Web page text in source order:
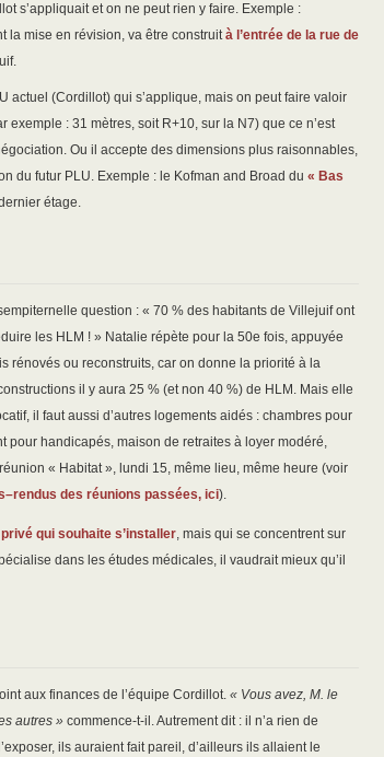
s’appliquait et on ne peut rien y faire. Exemple :
la mise en révision, va être construità l’entrée de la rue de
actuel (Cordillot) qui s’applique, mais on peut faire valoir
: 31 mètres, soit R+10, sur la N7) que ce n’est
Ou il accepte des dimensions plus raisonnables,
du futur PLU. Exemple : le Kofman and Broad du « Bas
étage.
question : « 70 % des habitants de Villejuif ont
les HLM ! » Natalie répète pour la 50e fois, appuyée
rénovés ou reconstruits, car on donne la priorité à la
il y aura 25 % (et non 40 %) de HLM. Mais elle
il faut aussi d’autres logements aidés : chambres pour
pour handicapés, maison de retraites à loyer modéré,
« Habitat », lundi 15, même lieu, même heure (voir
des réunions passées, ici).
qui souhaite s’installer, mais qui se concentrent sur
dans les études médicales, il vaudrait mieux qu’il
aux finances de l’équipe Cordillot. « Vous avez, M. le
autres » commence-t-il. Autrement dit : il n’a rien de
ils auraient fait pareil, d’ailleurs ils allaient le